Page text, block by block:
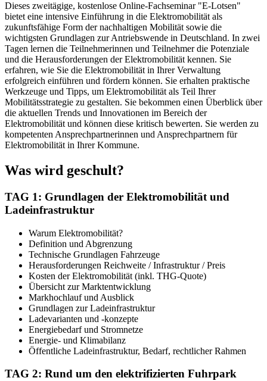
Dieses zweitägige, kostenlose Online-Fachseminar "E-Lotsen"
bietet eine intensive Einführung in die Elektromobilität als
zukunftsfähige Form der nachhaltigen Mobilität sowie die
wichtigsten Grundlagen zur Antriebswende in Deutschland. In zwei
Tagen lernen die Teilnehmerinnen und Teilnehmer die Potenziale
und die Herausforderungen der Elektromobilität kennen. Sie
erfahren, wie Sie die Elektromobilität in Ihrer Verwaltung
erfolgreich einführen und fördern können. Sie erhalten praktische
Werkzeuge und Tipps, um Elektromobilität als Teil Ihrer
Mobilitätsstrategie zu gestalten. Sie bekommen einen Überblick über
die aktuellen Trends und Innovationen im Bereich der
Elektromobilität und können diese kritisch bewerten. Sie werden zu
kompetenten Ansprechpartnerinnen und Ansprechpartnern für
Elektromobilität in Ihrer Kommune.
Was wird geschult?
TAG 1: Grundlagen der Elektromobilität und
Ladeinfrastruktur
Warum Elektromobilität?
Definition und Abgrenzung
Technische Grundlagen Fahrzeuge
Herausforderungen Reichweite / Infrastruktur / Preis
Kosten der Elektromobilität (inkl. THG-Quote)
Übersicht zur Marktentwicklung
Markhochlauf und Ausblick
Grundlagen zur Ladeinfrastruktur
Ladevarianten und -konzepte
Energiebedarf und Stromnetze
Energie- und Klimabilanz
Öffentliche Ladeinfrastruktur, Bedarf, rechtlicher Rahmen
TAG 2: Rund um den elektrifizierten Fuhrpark